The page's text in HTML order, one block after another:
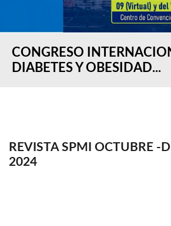
CONGRESO
DIABETES Y OBESIDAD...
REVISTA SPMI OCTUBRE -
2024